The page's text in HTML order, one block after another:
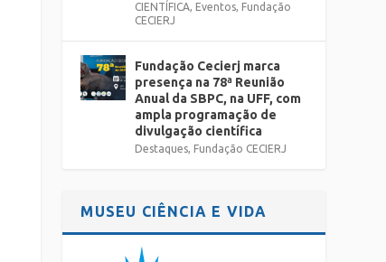
CIENTÍFICA, Eventos, Fundação
CECIERJ
Fundação Cecierj marca
presença na 78ª Reunião
Anual da SBPC, na UFF, com
ampla programação de
divulgação científica
Destaques, Fundação CECIERJ
MUSEU CIÊNCIA E VIDA